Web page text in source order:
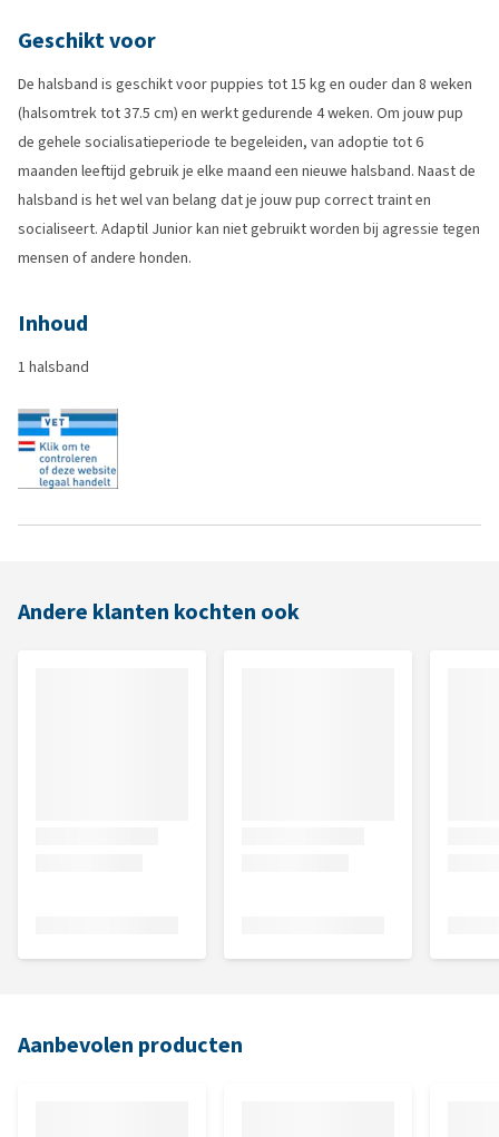
Geschikt voor
De halsband is geschikt voor puppies tot 15 kg en ouder dan 8 weken
(halsomtrek tot 37.5 cm) en werkt gedurende 4 weken. Om jouw pup
de gehele socialisatieperiode te begeleiden, van adoptie tot 6
maanden leeftijd gebruik je elke maand een nieuwe halsband. Naast de
halsband is het wel van belang dat je jouw pup correct traint en
socialiseert. Adaptil Junior kan niet gebruikt worden bij agressie tegen
mensen of andere honden.
Inhoud
1 halsband
Andere klanten kochten ook
Aanbevolen producten